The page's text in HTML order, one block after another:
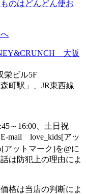
のはどんどん使お
大阪
栄ビル5F
町駅」、JR東西線
～16:00、土日祝
mail love_kids[アッ
ットマーク]を@に
は防犯上の理由によ
格は当店の判断によ